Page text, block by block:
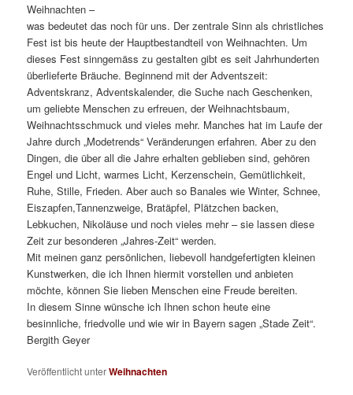
Weihnachten –
was bedeutet das noch für uns. Der zentrale Sinn als christliches
Fest ist bis heute der Hauptbestandteil von Weihnachten. Um
dieses Fest sinngemäss zu gestalten gibt es seit Jahrhunderten
überlieferte Bräuche. Beginnend mit der Adventszeit:
Adventskranz, Adventskalender, die Suche nach Geschenken,
um geliebte Menschen zu erfreuen, der Weihnachtsbaum,
Weihnachtsschmuck und vieles mehr. Manches hat im Laufe der
Jahre durch „Modetrends“ Veränderungen erfahren. Aber zu den
Dingen, die über all die Jahre erhalten geblieben sind, gehören
Engel und Licht, warmes Licht, Kerzenschein, Gemütlichkeit,
Ruhe, Stille, Frieden. Aber auch so Banales wie Winter, Schnee,
Eiszapfen,Tannenzweige, Bratäpfel, Plätzchen backen,
Lebkuchen, Nikoläuse und noch vieles mehr – sie lassen diese
Zeit zur besonderen „Jahres-Zeit“ werden.
Mit meinen ganz persönlichen, liebevoll handgefertigten kleinen
Kunstwerken, die ich Ihnen hiermit vorstellen und anbieten
möchte, können Sie lieben Menschen eine Freude bereiten.
In diesem Sinne wünsche ich Ihnen schon heute eine
besinnliche, friedvolle und wie wir in Bayern sagen „Stade Zeit“.
Bergith Geyer
Veröffentlicht unterWeihnachten